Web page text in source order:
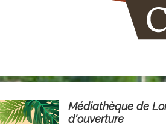
Médiathèque de
d'ouverture